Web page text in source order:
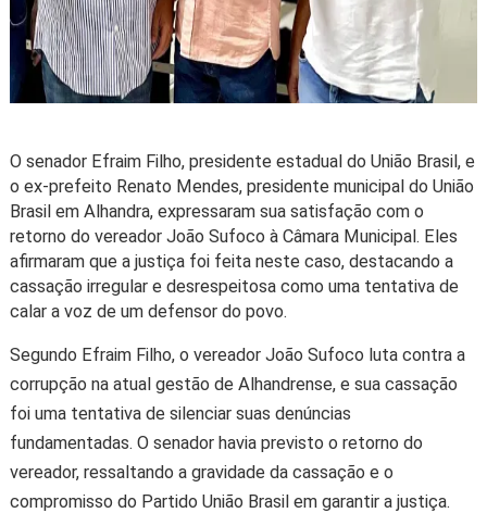
O senador Efraim Filho, presidente estadual do União Brasil, e
o ex-prefeito Renato Mendes, presidente municipal do União
Brasil em Alhandra, expressaram sua satisfação com o
retorno do vereador João Sufoco à Câmara Municipal. Eles
afirmaram que a justiça foi feita neste caso, destacando a
cassação irregular e desrespeitosa como uma tentativa de
calar a voz de um defensor do povo.
Segundo Efraim Filho, o vereador João Sufoco luta contra a
corrupção na atual gestão de Alhandrense, e sua cassação
foi uma tentativa de silenciar suas denúncias
fundamentadas. O senador havia previsto o retorno do
vereador, ressaltando a gravidade da cassação e o
compromisso do Partido União Brasil em garantir a justiça.